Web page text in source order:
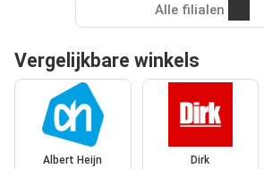
Alle filialen
Vergelijkbare winkels
Albert Heijn Dirk